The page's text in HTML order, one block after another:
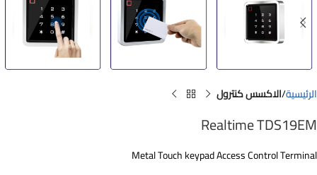
الرئيسية الاكسس كنترول
Realtime TDS19EM
Metal Touch keypad Access Control Terminal